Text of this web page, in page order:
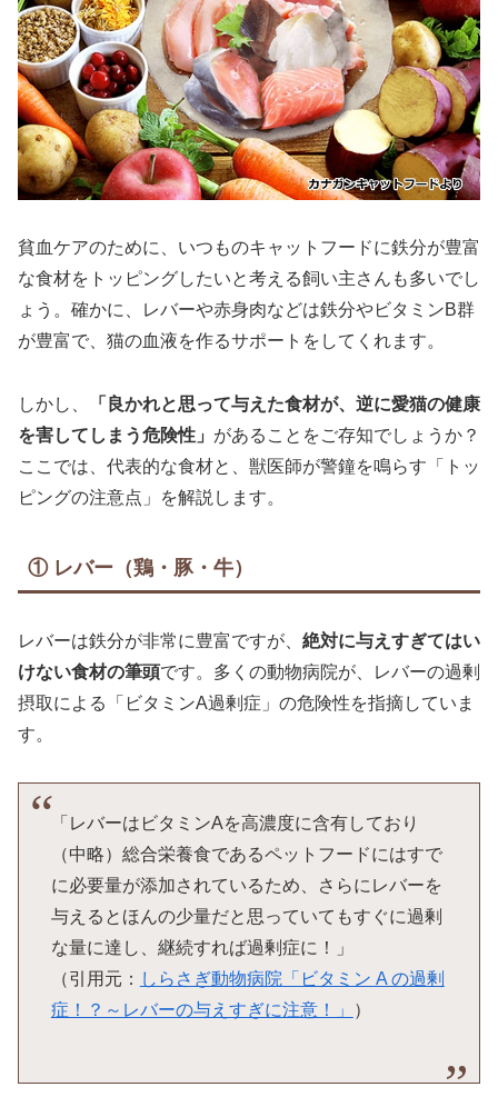
貧血ケアのために、いつものキャットフードに鉄分が豊富
な食材をトッピングしたいと考える飼い主さんも多いでし
ょう。確かに、レバーや赤身肉などは鉄分やビタミンB群
が豊富で、猫の血液を作るサポートをしてくれます。
しかし、
「良かれと思って与えた食材が、逆に愛猫の健康
を害してしまう危険性」 があることをご存知でしょうか？
ここでは、代表的な食材と、獣医師が警鐘を鳴らす「トッ
ピングの注意点」を解説します。
① レバー（鶏・豚・牛）
レバーは鉄分が非常に豊富ですが、 絶対に与えすぎてはい
けない食材の筆頭です。多くの動物病院が、レバーの過剰
摂取による「ビタミンA過剰症」の危険性を指摘していま
す。
「レバーはビタミンAを高濃度に含有しており
（中略）総合栄養食であるペットフードにはすで
に必要量が添加されているため、さらにレバーを
与えるとほんの少量だと思っていてもすぐに過剰
な量に達し、継続すれば過剰症に！」
（引用元： しらさぎ動物病院「ビタミン A の過剰
症！？～レバーの与えすぎに注意！」
）